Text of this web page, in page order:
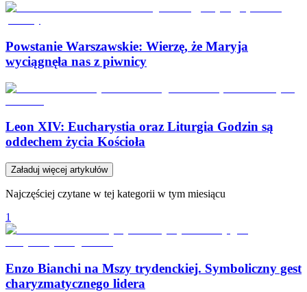
Powstanie Warszawskie: Wierzę, że Maryja
wyciągnęła nas z piwnicy
Leon XIV: Eucharystia oraz Liturgia Godzin są
oddechem życia Kościoła
Załaduj więcej artykułów
Najczęściej czytane w tej kategorii w tym miesiącu
1
Enzo Bianchi na Mszy trydenckiej. Symboliczny gest
charyzmatycznego lidera